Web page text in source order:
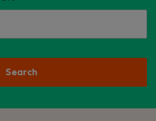
Search